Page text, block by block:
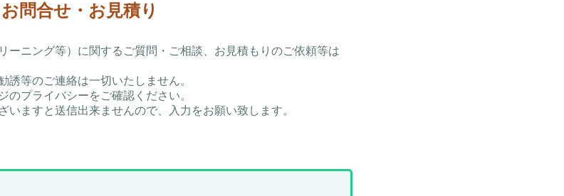
​お問合せ・お見積り
ニング等）に関するご質問・ご相談、お見積もりのご依頼等は
等のご連絡は一切いたしません。
プライバシーをご確認ください。
ますと送信出来ませんので、入力をお願い致します。